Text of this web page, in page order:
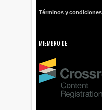
Términos y condiciones
MIEMBRO DE